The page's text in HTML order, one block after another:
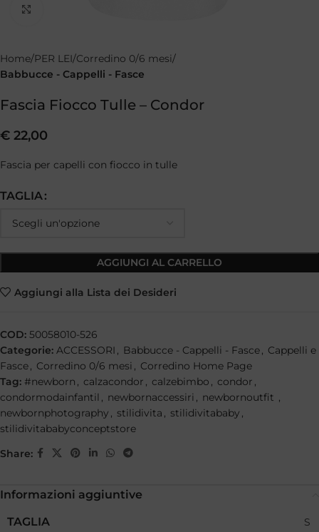
Home PER LEI Corredino 0/6 mesi
Babbucce - Cappelli - Fasce
Fascia Fiocco Tulle – Condor
€ 22,00
Fascia per capelli con fiocco in tulle
TAGLIA
AGGIUNGI AL CARRELLO
Aggiungi alla Lista dei Desideri
COD: 50058010-526
Categorie: ACCESSORI , Babbucce - Cappelli - Fasce, Cappelli e
Fasce, Corredino 0/6 mesi , Corredino Home Page
Tag: #newborn , calzacondor , calzebimbo , condor ,
condormodainfantil , newbornaccessiri , newbornoutfit ,
newbornphotography , stilidivita , stilidivitababy ,
stilidivitababyconceptstore
Share:
Informazioni aggiuntive
TAGLIA
S